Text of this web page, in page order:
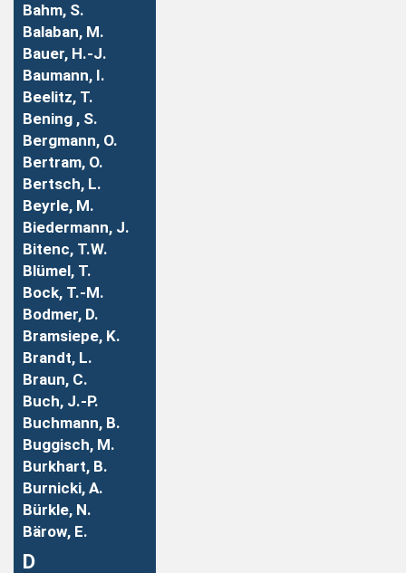
Bahm, S.
Balaban, M.
Bauer, H.-J.
Baumann, I.
Beelitz, T.
Bening , S.
Bergmann, O.
Bertram, O.
Bertsch, L.
Beyrle, M.
Biedermann, J.
Bitenc, T.W.
Blümel, T.
Bock, T.-M.
Bodmer, D.
Bramsiepe, K.
Brandt, L.
Braun, C.
Buch, J.-P.
Buchmann, B.
Buggisch, M.
Burkhart, B.
Burnicki, A.
Bürkle, N.
Bärow, E.
D